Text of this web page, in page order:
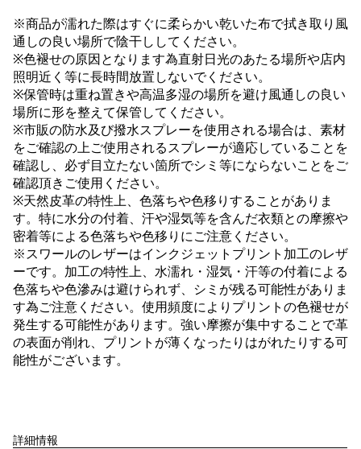
※商品が濡れた際はすぐに柔らかい乾いた布で拭き取り風
通しの良い場所で陰干ししてください。
※色褪せの原因となります為直射日光のあたる場所や店内
照明近く等に長時間放置しないでください。
※保管時は重ね置きや高温多湿の場所を避け風通しの良い
場所に形を整えて保管してください。
※市販の防水及び撥水スプレーを使用される場合は、素材
をご確認の上ご使用されるスプレーが適応していることを
確認し、必ず目立たない箇所でシミ等にならないことをご
確認頂きご使用ください。
※天然皮革の特性上、色落ちや色移りすることがありま
す。特に水分の付着、汗や湿気等を含んだ衣類との摩擦や
密着等による色落ちや色移りにご注意ください。
※スワールのレザーはインクジェットプリント加工のレザ
ーです。加工の特性上、水濡れ・湿気・汗等の付着による
色落ちや色滲みは避けられず、シミが残る可能性がありま
す為ご注意ください。使用頻度によりプリントの色褪せが
発生する可能性があります。強い摩擦が集中することで革
の表面が削れ、プリントが薄くなったりはがれたりする可
能性がございます。
詳細情報